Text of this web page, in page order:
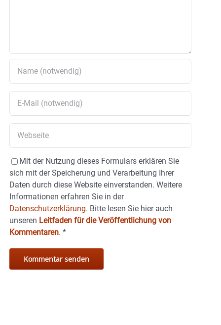
Mit der Nutzung dieses Formulars erklären Sie
sich mit der Speicherung und Verarbeitung Ihrer
Daten durch diese Website einverstanden. Weitere
Informationen erfahren Sie in der
Datenschutzerklärung. Bitte lesen Sie hier auch
unseren Leitfaden für die Veröffentlichung von
Kommentaren. *